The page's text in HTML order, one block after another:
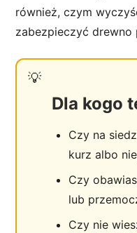
również, czym
zabezpieczyć drewno
Dla kogo
Czy na
kurz albo
Czy
lub
Czy nie